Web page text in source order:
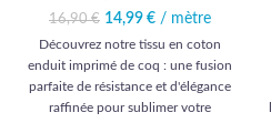
16,90€
Le prix initial était :
16,90 €.
14,99 €
Le prix
actuel est :
14,99 €.
/ mètre
Découvrez notre tissu en coton
enduit imprimé de coq : une fusion
parfaite de résistance et d'élégance
raffinée pour sublimer votre